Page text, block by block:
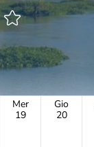
Mer
19
Gio
20